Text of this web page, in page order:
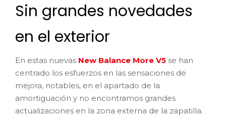
Sin grandes novedades
en el exterior
En estas nuevas New Balance More V5 se han
centrado los esfuerzos en las sensaciones de
mejora, notables, en el apartado de la
amortiguación y no encontramos grandes
actualizaciones en la zona externa de la zapatilla.